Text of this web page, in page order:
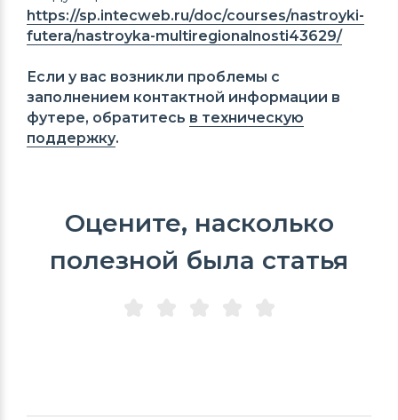
https://sp.intecweb.ru/doc/courses/nastroyki-
futera/nastroyka-multiregionalnosti43629/
Если у вас возникли проблемы с
заполнением контактной информации в
футере, обратитесь в техническую
поддержку.
Оцените, насколько
полезной была статья